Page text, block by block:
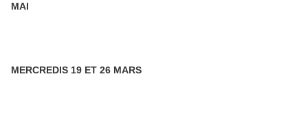
MAI
MERCREDIS 19 ET 26 MARS